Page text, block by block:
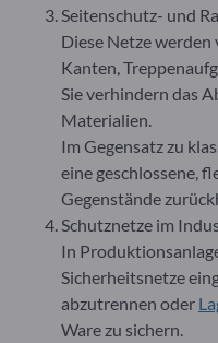
Seitenschutz- und
Diese Netze
Kanten,
Sie verhindern das
Materialien.
Im Gegensatz zu
eine geschlossene,
Gegenstände
Schutznetze im
In
Sicherheitsnetze
abzutrennen oder
Ware zu sichern.